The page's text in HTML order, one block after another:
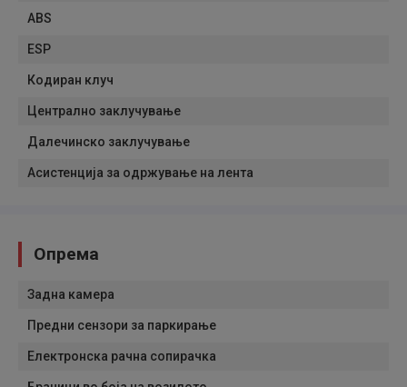
ABS
ESP
Кодиран клуч
Централно заклучување
Далечинско заклучување
Асистенција за одржување на лента
Опрема
Задна камера
Предни сензори за паркирање
Електронска рачна сопирачка